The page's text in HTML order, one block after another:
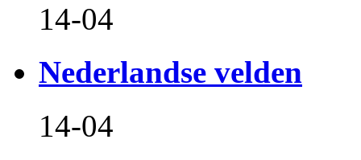
14-04
Nederlandse velden
14-04